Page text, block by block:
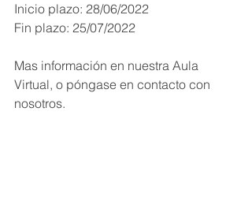
Inicio plazo: 28/06/2022
Fin plazo: 25/07/2022
Mas información en nuestra Aula
Virtual, o póngase en contacto con
nosotros.